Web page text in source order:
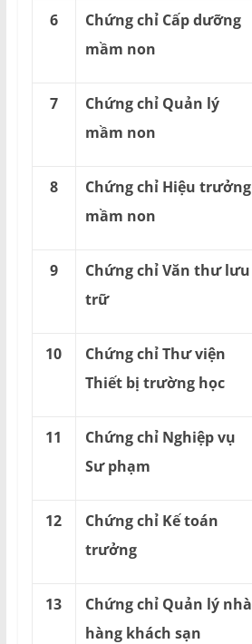
6
Chứng chỉ Cấp dưỡng
mầm non
7
Chứng chỉ Quản lý
mầm non
8
Chứng chỉ Hiệu trưởng
mầm non
9
Chứng chỉ Văn thư lưu
trữ
10
Chứng chỉ Thư viện
Thiết bị trường học
11
Chứng chỉ Nghiệp vụ
Sư phạm
12
Chứng chỉ Kế toán
trưởng
13
Chứng chỉ Quản lý nhà
hàng khách sạn